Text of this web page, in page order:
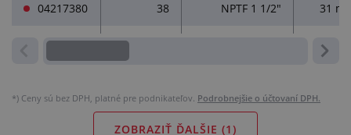
04217380 38 NPTF 1 1/2" 31
*) Ceny sú bez DPH, platné pre podnikateľov. Podrobnejšie o účtovaní DPH.
ZOBRAZIŤ ĎALŠIE (1)